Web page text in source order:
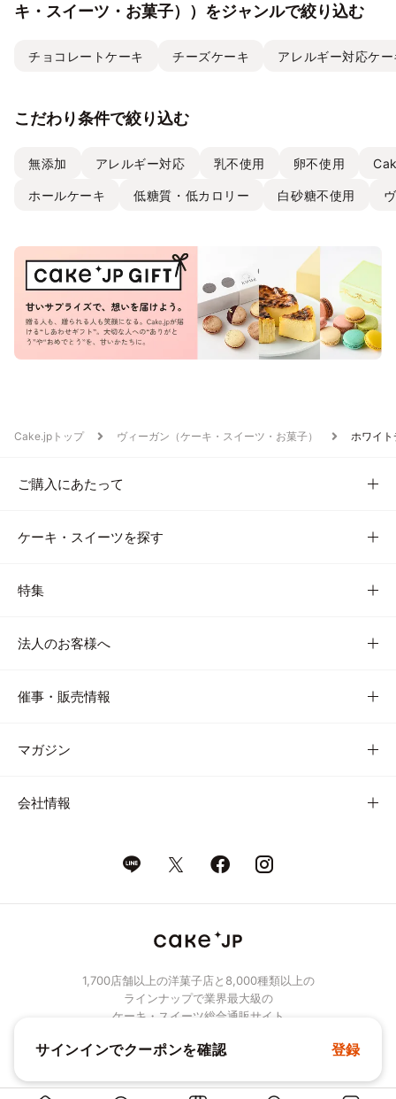
キ・スイーツ・お菓子））をジャンルで絞り込む
チョコレートケーキ チーズケーキ アレルギー対応ケ
こだわり条件で絞り込む
無添加 アレルギー対応 乳不使用 卵不使用
ホールケーキ 低糖質・低カロリー 白砂糖不使用
Cake.jpトップ ヴィーガン（ケーキ・スイーツ・お菓子） ホワイ
ご購入にあたって
ケーキ・スイーツを探す
特集
法人のお客様へ
催事・販売情報
マガジン
会社情報
1,700店舗以上の洋菓子店と8,000種類以上の
ラインナップで業界最大級の
ケーキ・スイーツ総合通販サイト
© Cake.jp Co., Ltd.
サインインでクーポンを確認 登録